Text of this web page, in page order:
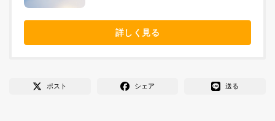
詳しく見る
ポスト シェア 送る